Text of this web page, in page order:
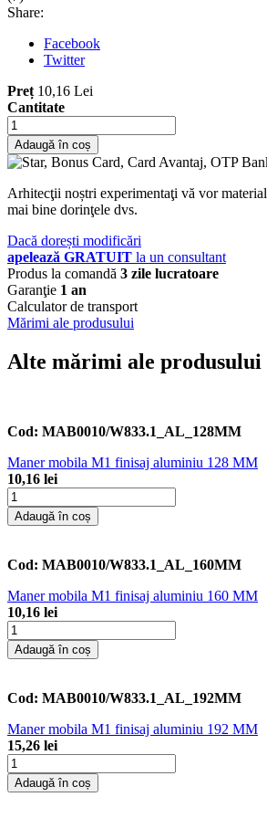
Share:
Facebook
Twitter
Preț 10,16 Lei
Cantitate
Adaugă în coș
Arhitecţii noștri experimentaţi vă vor
mai bine dorinţele dvs.
Dacă dorești modificări
apelează GRATUIT la un consultant
Produs la comandă 3 zile lucratoare
Garanţie 1 an
Calculator de transport
Mărimi ale produsului
Alte mărimi ale produsului
Cod: MAB0010/W833.1_AL_128MM
Maner mobila M1 finisaj aluminiu 128 MM
10,16 lei
Adaugă în coș
Cod: MAB0010/W833.1_AL_160MM
Maner mobila M1 finisaj aluminiu 160 MM
10,16 lei
Adaugă în coș
Cod: MAB0010/W833.1_AL_192MM
Maner mobila M1 finisaj aluminiu 192 MM
15,26 lei
Adaugă în coș